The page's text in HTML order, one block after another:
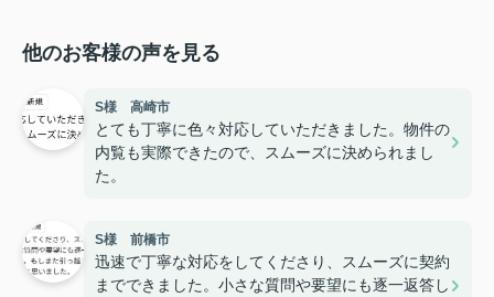
他のお客様の声を見る
S様 高崎市
とても丁寧に色々対応していただきました。物件の
内覧も実際できたので、スムーズに決められまし
た。
S様 前橋市
迅速で丁寧な対応をしてくださり、スムーズに契約
までできました。小さな質問や要望にも逐一返答し